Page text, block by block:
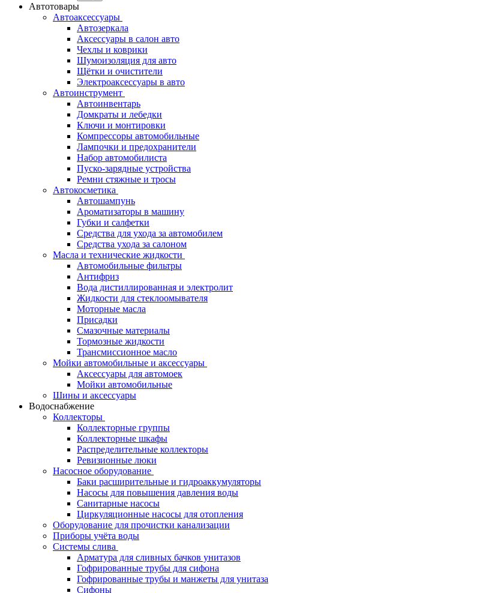
Автотовары
Автоаксессуары
Автозеркала
Аксессуары в салон авто
Чехлы и коврики
Шумоизоляция для авто
Щётки и очистители
Электроаксессуары в авто
Автоинструмент
Автоинвентарь
Домкраты и лебедки
Ключи и монтировки
Компрессоры автомобильные
Лампочки и предохранители
Набор автомобилиста
Пуско-зарядные устройства
Ремни стяжные и тросы
Автокосметика
Автошампунь
Ароматизаторы в машину
Губки и салфетки
Средства для ухода за автомобилем
Средства ухода за салоном
Масла и технические жидкости
Автомобильные фильтры
Антифриз
Вода дистиллированная и электролит
Жидкости для стеклоомывателя
Моторные масла
Присадки
Смазочные материалы
Тормозные жидкости
Трансмиссионное масло
Мойки автомобильные и аксессуары
Аксессуары для автомоек
Мойки автомобильные
Шины и аксессуары
Водоснабжение
Коллекторы
Коллекторные группы
Коллекторные шкафы
Распределительные коллекторы
Ревизионные люки
Насосное оборудование
Баки расширительные и гидроаккумуляторы
Насосы для повышения давления воды
Санитарные насосы
Циркуляционные насосы для отопления
Оборудование для прочистки канализации
Приборы учёта воды
Системы слива
Арматура для сливных бачков унитазов
Гофрированные трубы для сифона
Гофрированные трубы и манжеты для унитаза
Сифоны